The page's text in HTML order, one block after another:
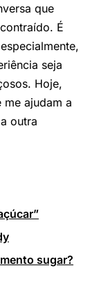
que
É
seja
Hoje,
ajudam a
outra
sugar?